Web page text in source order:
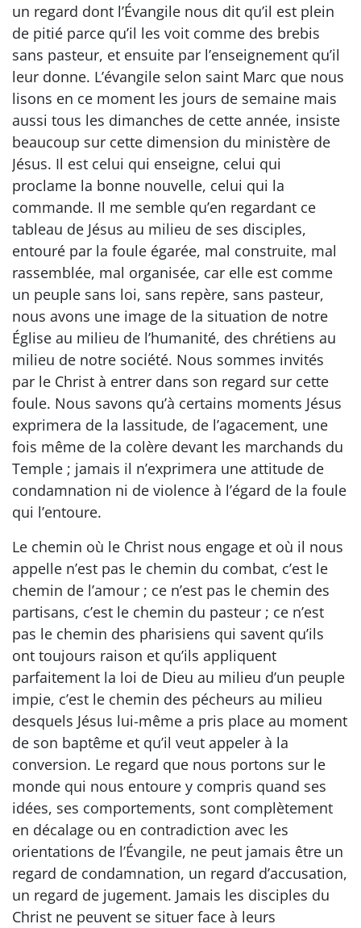
un regard dont l’Évangile nous dit qu’il est plein
de pitié parce qu’il les voit comme des brebis
sans pasteur, et ensuite par l’enseignement qu’il
leur donne. L’évangile selon saint Marc que nous
lisons en ce moment les jours de semaine mais
aussi tous les dimanches de cette année, insiste
beaucoup sur cette dimension du ministère de
Jésus. Il est celui qui enseigne, celui qui
proclame la bonne nouvelle, celui qui la
commande. Il me semble qu’en regardant ce
tableau de Jésus au milieu de ses disciples,
entouré par la foule égarée, mal construite, mal
rassemblée, mal organisée, car elle est comme
un peuple sans loi, sans repère, sans pasteur,
nous avons une image de la situation de notre
Église au milieu de l’humanité, des chrétiens au
milieu de notre société. Nous sommes invités
par le Christ à entrer dans son regard sur cette
foule. Nous savons qu’à certains moments Jésus
exprimera de la lassitude, de l’agacement, une
fois même de la colère devant les marchands du
Temple ; jamais il n’exprimera une attitude de
condamnation ni de violence à l’égard de la foule
qui l’entoure.
Le chemin où le Christ nous engage et où il nous
appelle n’est pas le chemin du combat, c’est le
chemin de l’amour ; ce n’est pas le chemin des
partisans, c’est le chemin du pasteur ; ce n’est
pas le chemin des pharisiens qui savent qu’ils
ont toujours raison et qu’ils appliquent
parfaitement la loi de Dieu au milieu d’un peuple
impie, c’est le chemin des pécheurs au milieu
desquels Jésus lui-même a pris place au moment
de son baptême et qu’il veut appeler à la
conversion. Le regard que nous portons sur le
monde qui nous entoure y compris quand ses
idées, ses comportements, sont complètement
en décalage ou en contradiction avec les
orientations de l’Évangile, ne peut jamais être un
regard de condamnation, un regard d’accusation,
un regard de jugement. Jamais les disciples du
Christ ne peuvent se situer face à leurs